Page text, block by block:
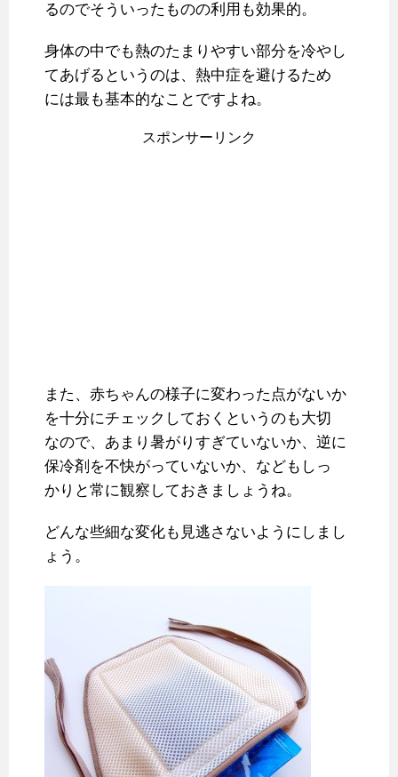
るのでそういったものの利用も効果的。
身体の中でも熱のたまりやすい部分を冷やし
てあげるというのは、熱中症を避けるため
には最も基本的なことですよね。
スポンサーリンク
また、赤ちゃんの様子に変わった点がないか
を十分にチェックしておくというのも大切
なので、あまり暑がりすぎていないか、逆に
保冷剤を不快がっていないか、などもしっ
かりと常に観察しておきましょうね。
どんな些細な変化も見逃さないようにしまし
ょう。